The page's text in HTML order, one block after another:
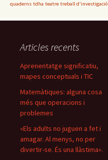
quaderns tdha teatre treball d'investigació
Articles recents
Aprenentatge significatiu,
mapes conceptuals i TIC
Matemàtiques: alguna cosa
més que operacions i
problemes
«Els adults no juguen a fet i
amagar. Al menys, no per
divertir-se. És una llàstima».